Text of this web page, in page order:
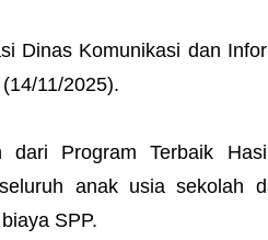
Dinas Komunikasi dan
11/2025).
dari Program Terbaik
anak usia sekolah
SPP.